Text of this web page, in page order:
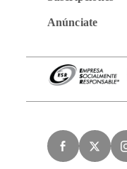
Anúnciate